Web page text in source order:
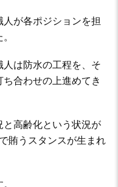
が各ポジションを担
は防水の工程を、そ
合わせの上進めてき
と高齢化という状況が
賄うスタンスが生まれ